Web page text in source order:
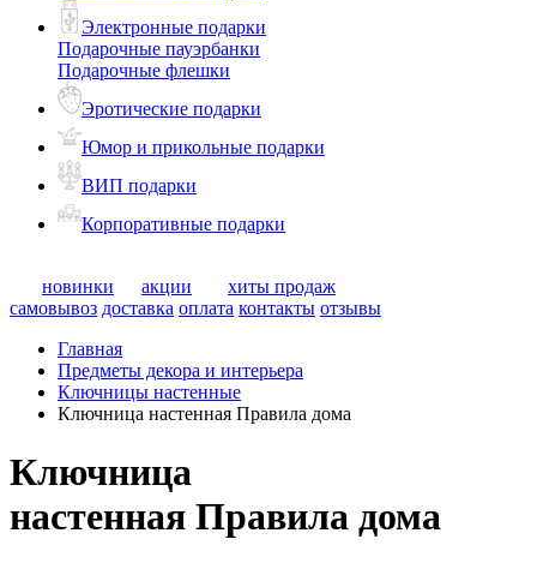
Электронные подарки
Подарочные пауэрбанки
Подарочные флешки
Эротические подарки
Юмор и прикольные подарки
ВИП подарки
Корпоративные подарки
новинки акции
хиты продаж
самовывоз доставка оплата контакты отзывы
Главная
Предметы декора и интерьера
Ключницы настенные
Ключница настенная Правила дома
Ключница
настенная Правила дома